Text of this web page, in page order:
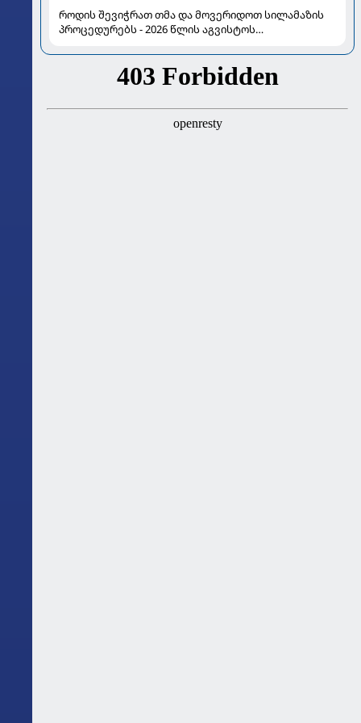
როდის შევიჭრათ თმა და მოვერიდოთ სილამაზის
პროცედურებს - 2026 წლის აგვისტოს